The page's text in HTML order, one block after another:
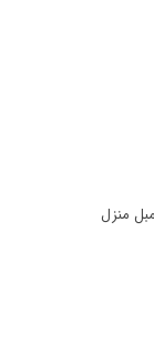
منزل